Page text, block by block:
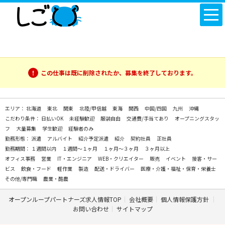
この仕事は既に削除されたか、募集を終了しております。
エリア： 北海道 東北 関東 北陸/甲信越 東海 関西 中国/四国 九州
沖縄
こだわり条件： 日払いOK 未経験歓迎 服装自由 交通費/手当てあり
オープニングスタッ
フ
大量募集 学生歓迎
経験者のみ
勤務形態： 派遣 アルバイト 紹介予定派遣 紹介 契約社員
正社員
勤務期間： １週間以内 １週間～１ヶ月 １ヶ月～３ヶ月
３ヶ月以上
オフィス事務
営業 IT・エンジニア WEB・クリエイター 販売 イベント
接客・サー
ビス
飲食・フード 軽作業 製造 配送・ドライバー
医療・介護・福祉・保育・栄養士
その他/専門職
農業・酪農
オープンループパートナーズ求人情報TOP 会社概要
個人情報保護方針
お問い合わせ
サイトマップ